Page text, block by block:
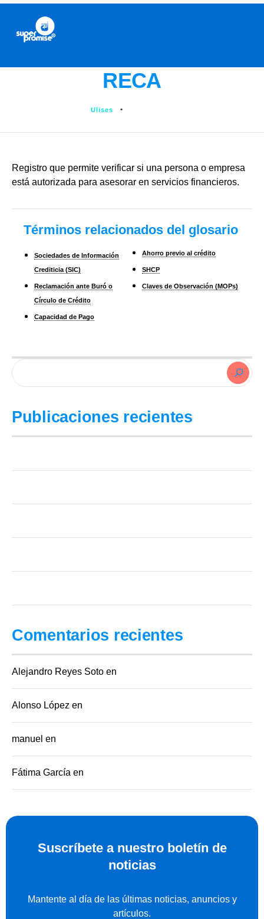
RECA
Ulises
Registro que permite verificar si una persona o empresa
está autorizada para asesorar en servicios financieros.
Términos relacionados del glosario
Sociedades de Información
Crediticia (SIC)
Reclamación ante Buró o
Círculo de Crédito
Capacidad de Pago
Ahorro previo al crédito
SHCP
Claves de Observación (MOPs)
Publicaciones recientes
Comentarios recientes
Alejandro Reyes Soto en
Alonso López en
manuel en
Fátima García en
Suscríbete a nuestro boletín de
noticias
Mantente al día de las últimas noticias, anuncios y
artículos.